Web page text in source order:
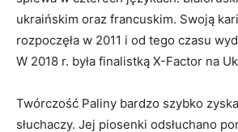
ukraińskim oraz francuskim. Swoją
rozpoczęła w 2011 i od tego czasu
W 2018 r. była finalistką X-Factor na
Twórczość Paliny bardzo szybko
słuchaczy. Jej piosenki odsłuchano